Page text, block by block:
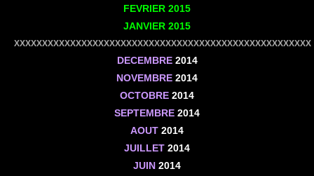
FEVRIER 2015
JANVIER 2015
XXXXXXXXXXXXXXXXXXXXXXXXXXXXXXXXXXXXXXXXXXXXXXXXXXXXX
DECEMBRE2014
NOVEMBRE 2014
OCTOBRE 2014
SEPTEMBRE 2014
AOUT 2014
JUILLET 2014
JUIN 2014